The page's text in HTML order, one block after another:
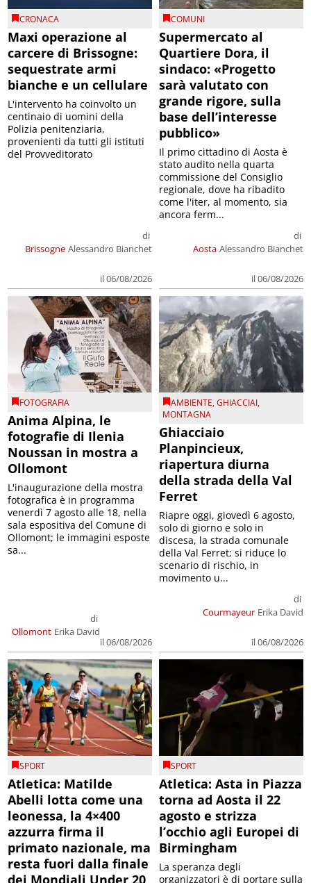
CRONACA
Maxi operazione al
carcere di Brissogne:
sequestrate armi
bianche e un cellulare
Brissogne
di
Alessandro Bianchet
il 06/08/2026
L'intervento ha coinvolto un
centinaio di uomini della
Polizia penitenziaria,
provenienti da tutti gli istituti
del Provveditorato
COMUNI
Supermercato al
Quartiere Dora, il
sindaco: «Progetto
sarà valutato con
grande rigore, sulla
base dell’interesse
pubblico»
Aosta
di
Alessandro Bianchet
il 06/08/2026
Il primo cittadino di Aosta è
stato audito nella quarta
commissione del Consiglio
regionale, dove ha ribadito
come l'iter, al momento, sia
ancora ferm...
FOTOGRAFIA
Anima Alpina, le
fotografie di Ilenia
Noussan in mostra a
Ollomont
Ollomont
di
Erika David
il 06/08/2026
L'inaugurazione della mostra
fotografica è in programma
venerdì 7 agosto alle 18, nella
sala espositiva del Comune di
Ollomont; le immagini esposte
sa...
AMBIENTE,GHIACCIAI,
MONTAGNA
Ghiacciaio
Planpincieux,
riapertura diurna
della strada della Val
Ferret
Courmayeur
di
Erika David
il 06/08/2026
Riapre oggi, giovedì 6 agosto,
solo di giorno e solo in
discesa, la strada comunale
della Val Ferret; si riduce lo
scenario di rischio, in
movimento u...
SPORT
Atletica: Matilde
Abelli lotta come una
leonessa, la 4×400
azzurra firma il
primato nazionale, ma
resta fuori dalla finale
dei Mondiali Under 20
SPORT
Atletica: Asta in Piazza
torna ad Aosta il 22
agosto e strizza
l’occhio agli Europei di
Birmingham
La speranza degli
organizzatori è di portare sulla